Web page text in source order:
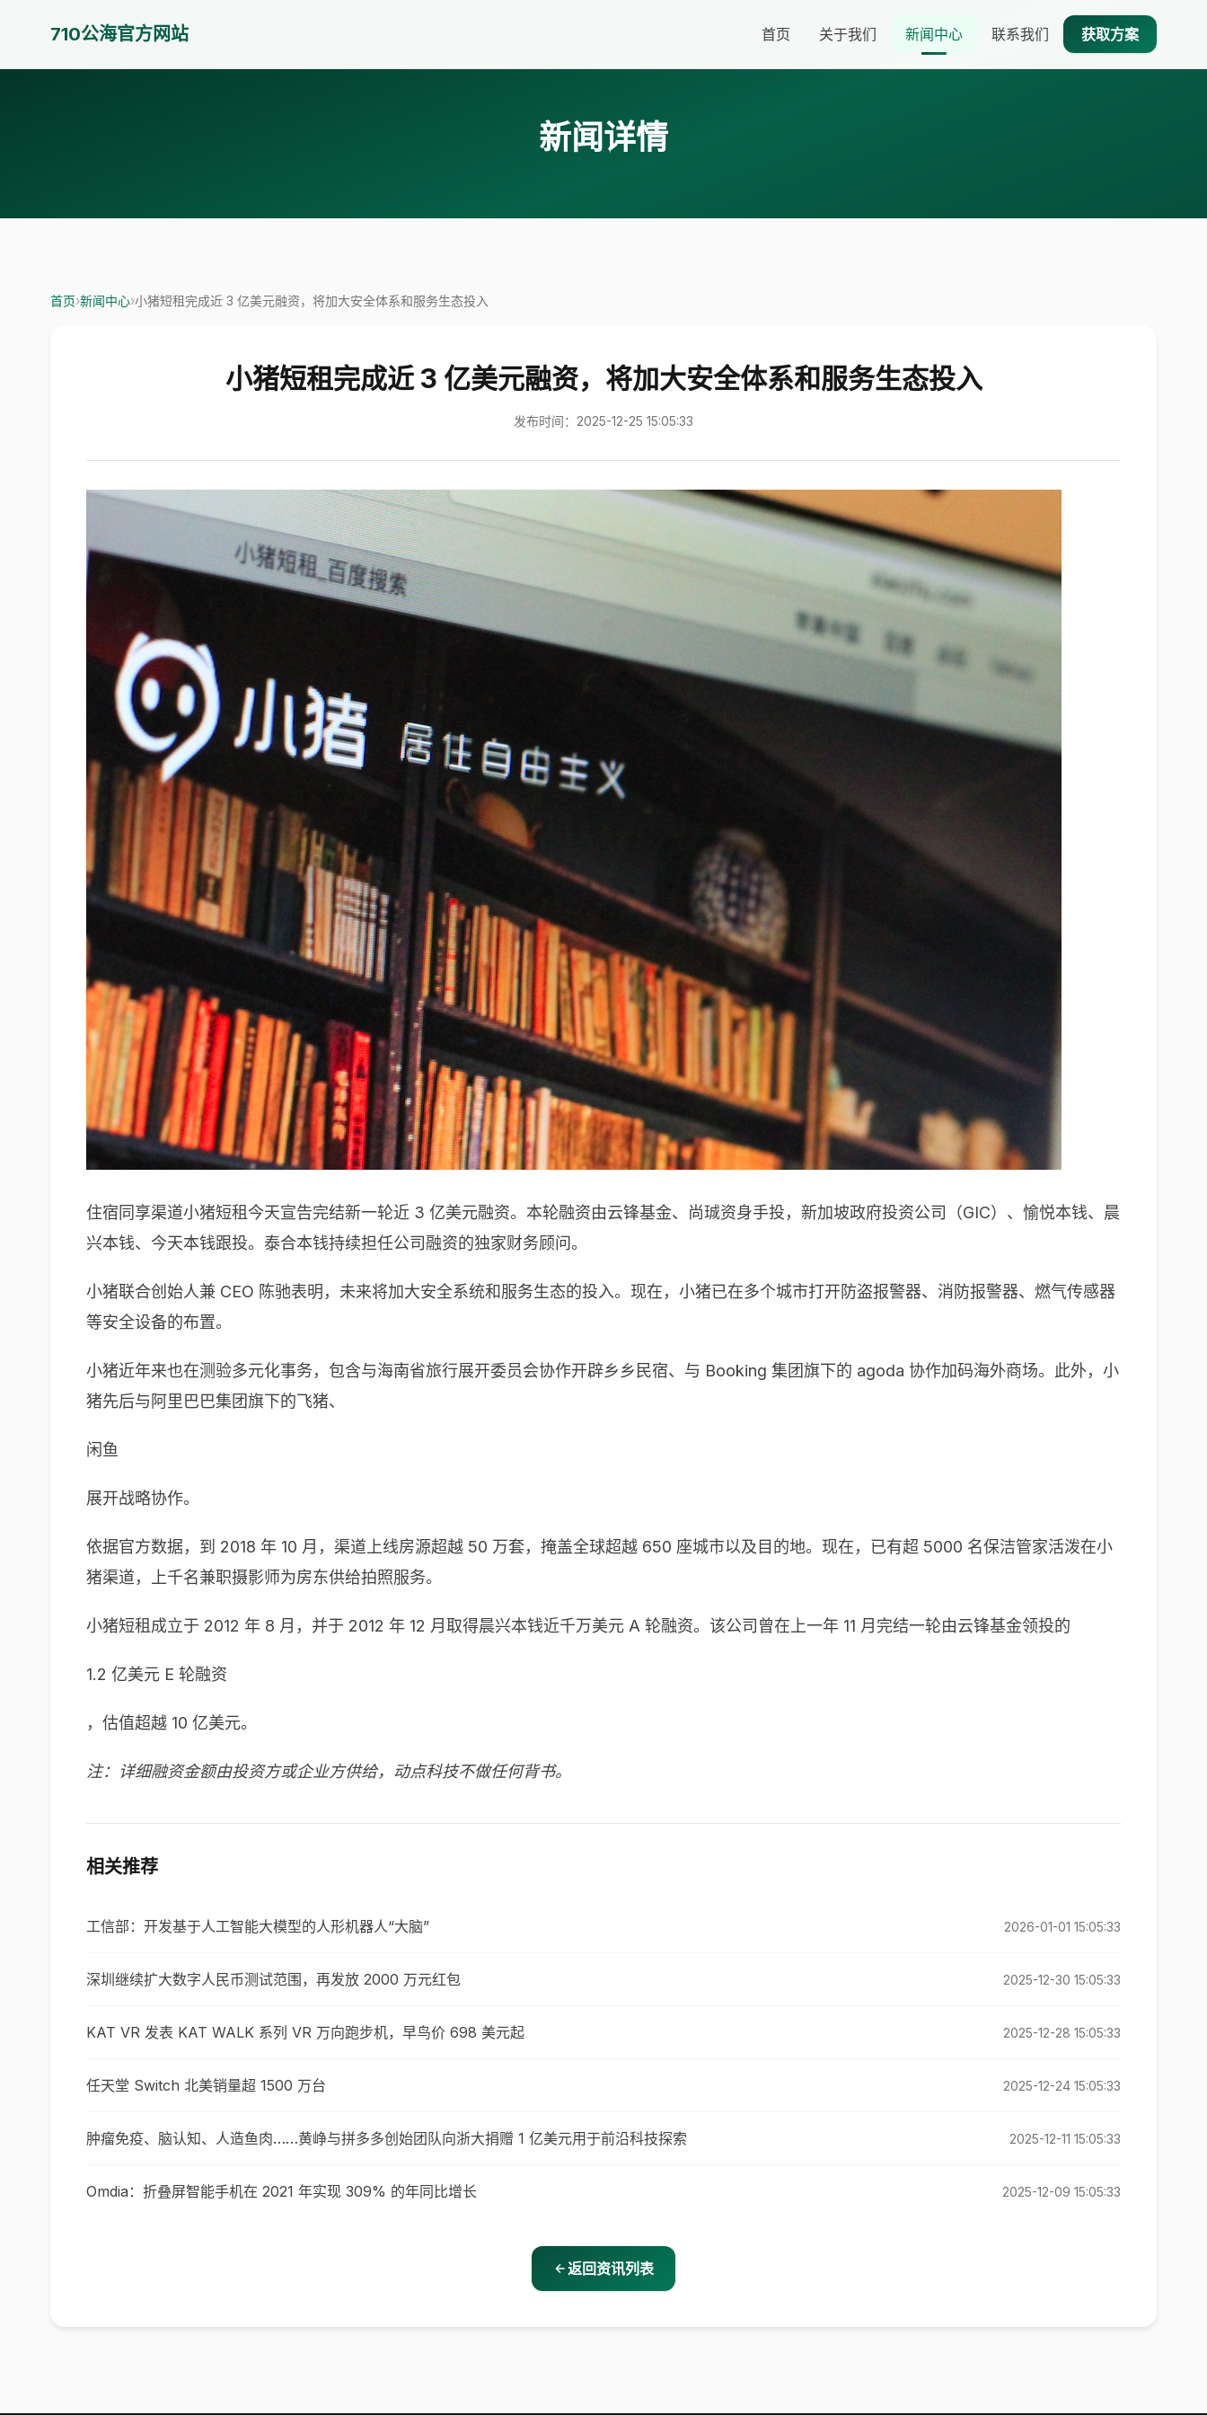
710公海官方网站 首页 关于我们 新闻中心 联系我们 获取方案
新闻详情
首页›新闻中心›小猪短租完成近 3 亿美元融资，将加大安全体系和服务生态投入
小猪短租完成近 3 亿美元融资，将加大安全体系和服务生态投入
发布时间：2025-12-25 15:05:33
住宿同享渠道小猪短租今天宣告完结新一轮近 3 亿美元融资。本轮融资由云锋基金、尚珹资身手投，新加坡政府投资公司（GIC）、愉悦本钱、晨
兴本钱、今天本钱跟投。泰合本钱持续担任公司融资的独家财务顾问。
小猪联合创始人兼 CEO 陈驰表明，未来将加大安全系统和服务生态的投入。现在，小猪已在多个城市打开防盗报警器、消防报警器、燃气传感器
等安全设备的布置。
小猪近年来也在测验多元化事务，包含与海南省旅行展开委员会协作开辟乡乡民宿、与 Booking 集团旗下的 agoda 协作加码海外商场。此外，小
猪先后与阿里巴巴集团旗下的飞猪、
闲鱼
展开战略协作。
依据官方数据，到 2018 年 10 月，渠道上线房源超越 50 万套，掩盖全球超越 650 座城市以及目的地。现在，已有超 5000 名保洁管家活泼在小
猪渠道，上千名兼职摄影师为房东供给拍照服务。
小猪短租成立于 2012 年 8 月，并于 2012 年 12 月取得晨兴本钱近千万美元 A 轮融资。该公司曾在上一年 11 月完结一轮由云锋基金领投的
1.2 亿美元 E 轮融资
，估值超越 10 亿美元。
注：详细融资金额由投资方或企业方供给，动点科技不做任何背书。
相关推荐
工信部：开发基于人工智能大模型的人形机器人“大脑” 2026-01-01 15:05:33
深圳继续扩大数字人民币测试范围，再发放 2000 万元红包 2025-12-30 15:05:33
KAT VR 发表 KAT WALK 系列 VR 万向跑步机，早鸟价 698 美元起 2025-12-28 15:05:33
任天堂 Switch 北美销量超 1500 万台 2025-12-24 15:05:33
肿瘤免疫、脑认知、人造鱼肉……黄峥与拼多多创始团队向浙大捐赠 1 亿美元用于前沿科技探索 2025-12-11 15:05:33
Omdia：折叠屏智能手机在 2021 年实现 309% 的年同比增长 2025-12-09 15:05:33
返回资讯列表